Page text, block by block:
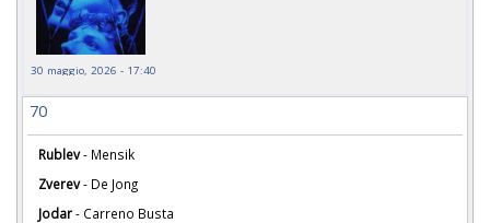
30 maggio, 2026 - 17:40
70
Rublev- Mensik
Zverev- De Jong
Jodar- Carreno Busta